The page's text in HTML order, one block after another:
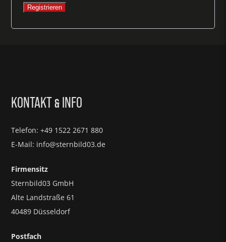
Registrieren
KONTAKT& INFO
Telefon: +49 1522 2671 880
E-Mail: info@sternbild03.de
Firmensitz
Sternbild03 GmbH
Alte Landstraße 61
40489 Düsseldorf
Postfach